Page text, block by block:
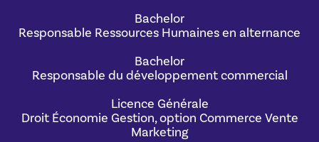
Bachelor
Responsable Ressources Humaines en alternance
Bachelor
Responsable du développement commercial
Licence Générale
Droit Économie Gestion, option Commerce Vente
Marketing